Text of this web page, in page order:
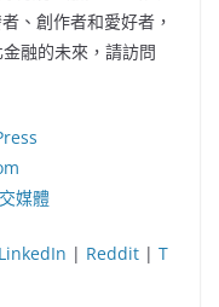
、創作者和愛好者，
融的未來，請訪問
媒體
LinkedIn | Reddit | T